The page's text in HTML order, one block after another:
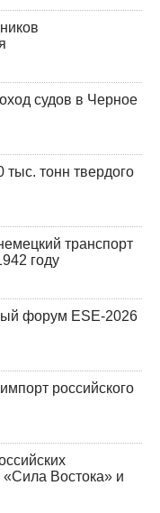
судов в Черное
тонн твердого
транспорт
году
форум ESE-2026
российского
«Сила Востока» и